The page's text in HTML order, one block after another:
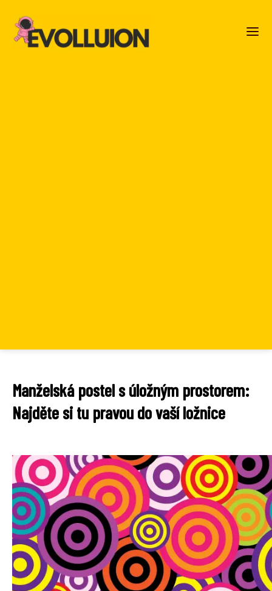
Manželská postel s úložným prostorem:
Najděte si tu pravou do vaší ložnice